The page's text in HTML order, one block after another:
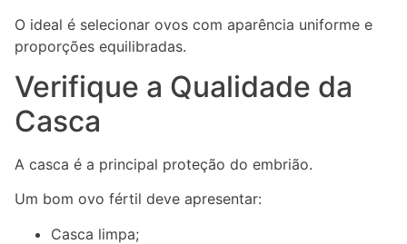
O ideal é selecionar ovos com aparência uniforme e
proporções equilibradas.
Verifique a Qualidade da
Casca
A casca é a principal proteção do embrião.
Um bom ovo fértil deve apresentar:
Casca limpa;